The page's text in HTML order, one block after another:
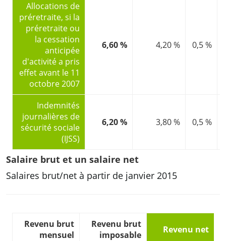
Allocations de
préretraite, si la
préretraite ou
la cessation
anticipée
d'activité a pris
effet avant le 11
octobre 2007
6,60 % 4,20 % 0,5 %
Indemnités
journalières de
sécurité sociale
(IJSS)
6,20 % 3,80 % 0,5 %
Salaire brut et un salaire net
Salaires brut/net à partir de janvier 2015
Revenu brut
mensuel
Revenu brut
imposable
Revenu net